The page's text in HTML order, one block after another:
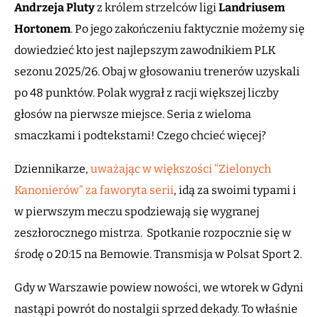
Andrzeja Plutyz królem strzelców ligiLandriusem
Hortonem. Po jego zakończeniu faktycznie możemy się
dowiedzieć kto jest najlepszym zawodnikiem PLK
sezonu 2025/26. Obaj w głosowaniu trenerów uzyskali
po 48 punktów. Polak wygrał z racji większej liczby
głosów na pierwsze miejsce. Seria z wieloma
smaczkami i podtekstami! Czego chcieć więcej?
Dziennikarze, uważając w większości “Zielonych
Kanonierów” za faworyta serii, idą za swoimi typami i
w pierwszym meczu spodziewają się wygranej
zeszłorocznego mistrza. Spotkanie rozpocznie się w
środę o 20:15 na Bemowie. Transmisja w Polsat Sport 2.
Gdy w Warszawie powiew nowości, we wtorek w Gdyni
nastąpi powrót do nostalgii sprzed dekady. To właśnie